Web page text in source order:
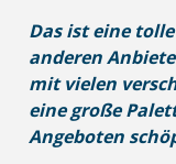
Das ist eine
anderen
mit vielen
eine große
Angeboten